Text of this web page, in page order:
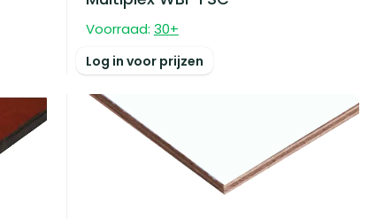
Voorraad: 30+
Log in voor prijzen